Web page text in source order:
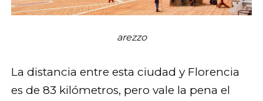
arezzo
La distancia entre esta ciudad y Florencia
es de 83 kilómetros, pero vale la pena el